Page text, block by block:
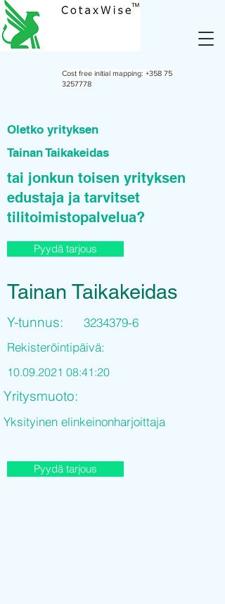
Cost free initial mapping: +358 75
3257778
Oletko yrityksen
Tainan Taikakeidas
tai jonkun toisen yrityksen
edustaja ja tarvitset
tilitoimistopalvelua?
Pyydä tarjous
Tainan Taikakeidas
Y-tunnus:
3234379-6
Rekisteröintipäivä:
10.09.2021 08:41:20
Yritysmuoto:
Yksityinen elinkeinonharjoittaja
Pyydä tarjous